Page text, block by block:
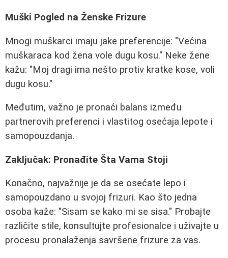
Muški Pogled na Ženske Frizure
Mnogi muškarci imaju jake preferencije: "Većina
muškaraca kod žena vole dugu kosu." Neke žene
kažu: "Moj dragi ima nešto protiv kratke kose, voli
dugu kosu."
Međutim, važno je pronaći balans između
partnerovih preferenci i vlastitog osećaja lepote i
samopouzdanja.
Zaključak: Pronađite Šta Vama Stoji
Konačno, najvažnije je da se osećate lepo i
samopouzdano u svojoj frizuri. Kao što jedna
osoba kaže: "Sisam se kako mi se sisa." Probajte
različite stile, konsultujte profesionalce i uživajte u
procesu pronalaženja savršene frizure za vas.